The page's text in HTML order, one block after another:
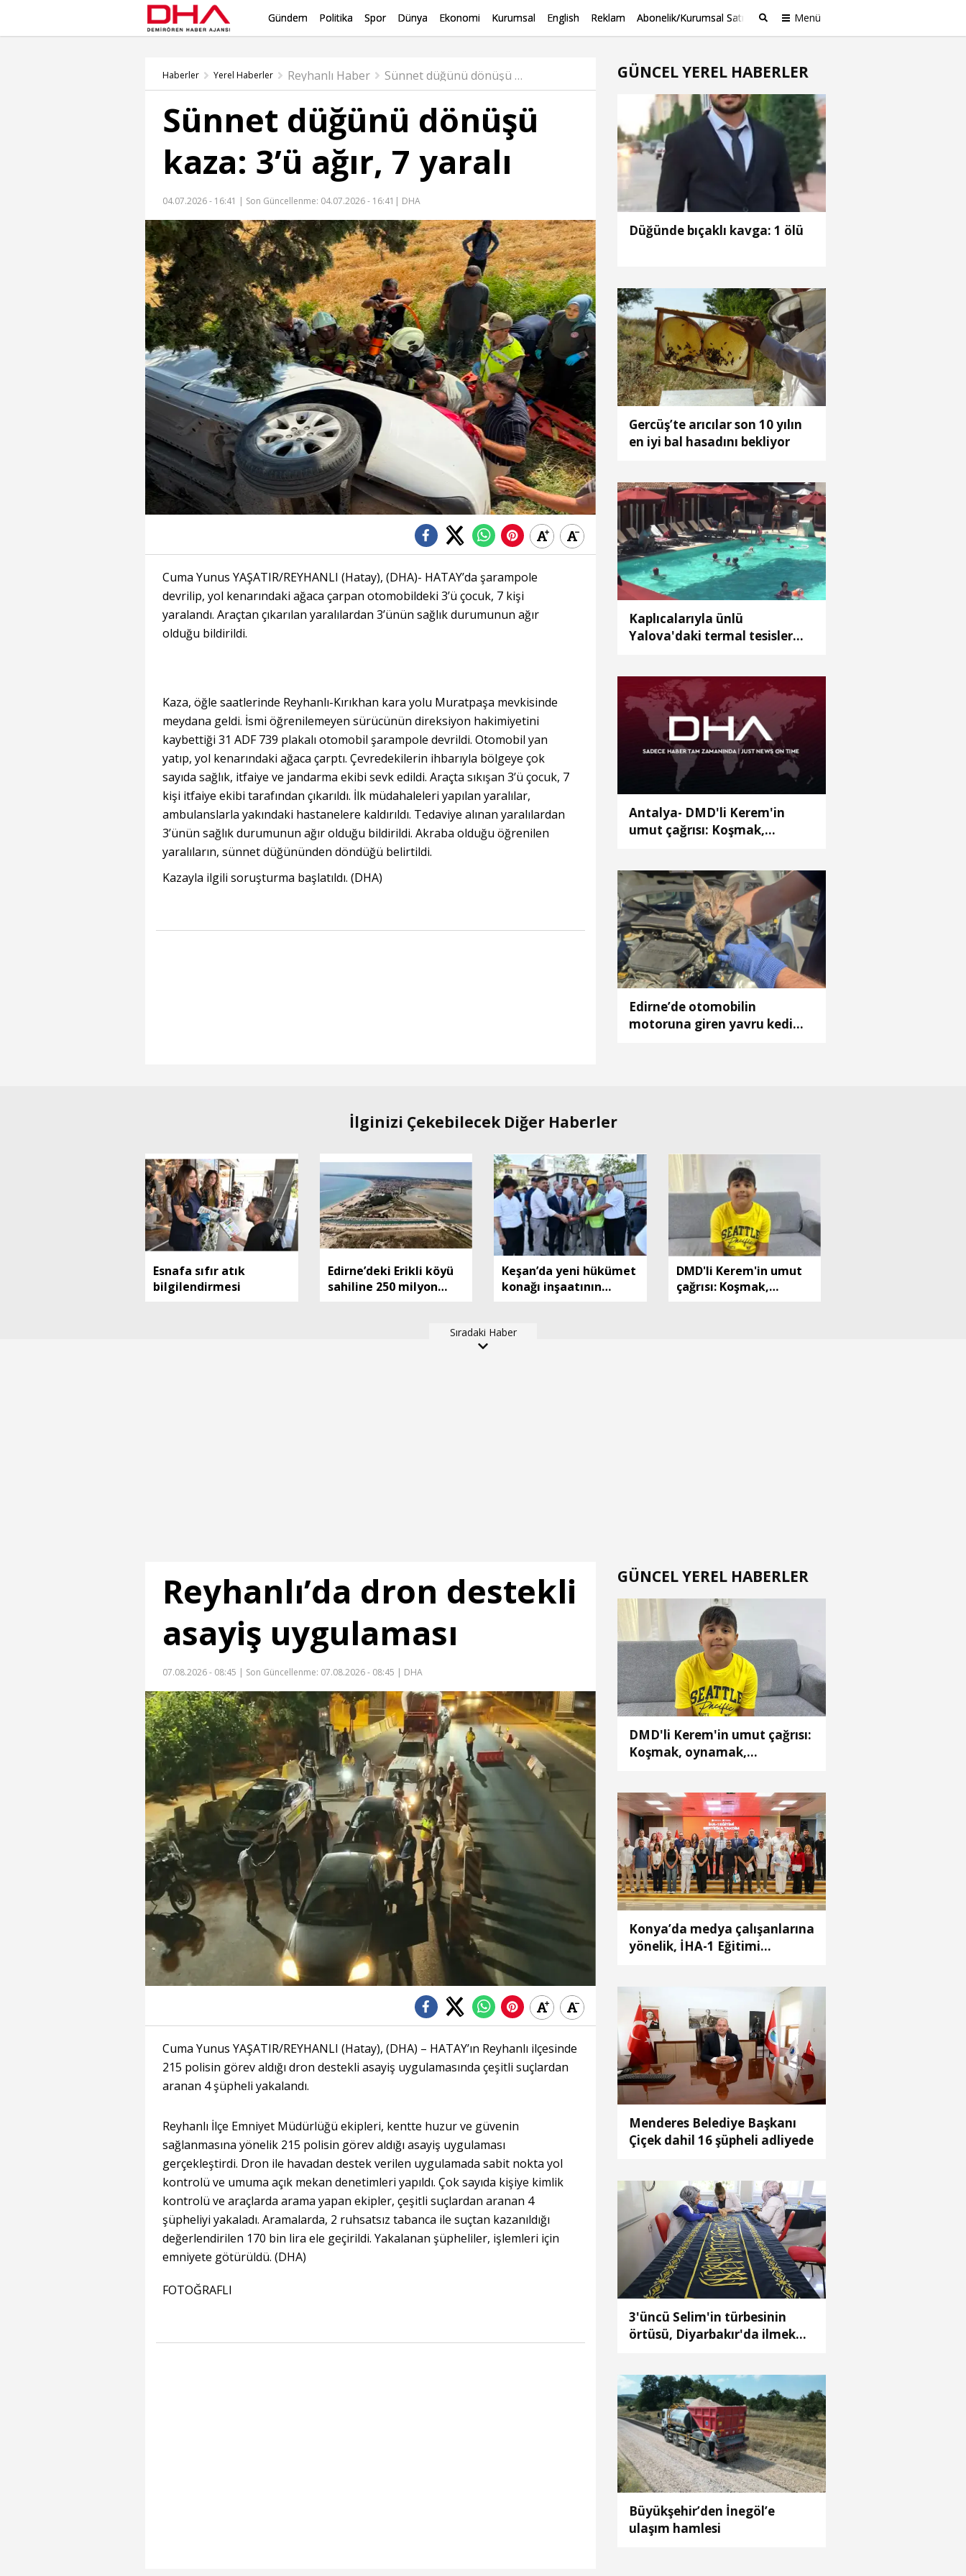
Gündem Politika Spor Dünya Ekonomi Kurumsal English Reklam Abonelik/Kurumsal Satış Menü
Haberler Yerel Haberler Reyhanlı Haber Sünnet düğünü dönüşü kaza: 3’ü ağır, 7 yaralı
Sünnet düğünü dönüşü
kaza: 3’ü ağır, 7 yaralı
04.07.2026 - 16:41 | Son Güncellenme: 04.07.2026 - 16:41 | DHA
Cuma Yunus YAŞATIR/REYHANLI (Hatay), (DHA)- HATAY’da şarampole
devrilip, yol kenarındaki ağaca çarpan otomobildeki 3’ü çocuk, 7 kişi
yaralandı. Araçtan çıkarılan yaralılardan 3’ünün sağlık durumunun ağır
olduğu bildirildi.
Kaza, öğle saatlerinde Reyhanlı-Kırıkhan kara yolu Muratpaşa mevkisinde
meydana geldi. İsmi öğrenilemeyen sürücünün direksiyon hakimiyetini
kaybettiği 31 ADF 739 plakalı otomobil şarampole devrildi. Otomobil yan
yatıp, yol kenarındaki ağaca çarptı. Çevredekilerin ihbarıyla bölgeye çok
sayıda sağlık, itfaiye ve jandarma ekibi sevk edildi. Araçta sıkışan 3’ü çocuk, 7
kişi itfaiye ekibi tarafından çıkarıldı. İlk müdahaleleri yapılan yaralılar,
ambulanslarla yakındaki hastanelere kaldırıldı. Tedaviye alınan yaralılardan
3’ünün sağlık durumunun ağır olduğu bildirildi. Akraba olduğu öğrenilen
yaralıların, sünnet düğününden döndüğü belirtildi.
Kazayla ilgili soruşturma başlatıldı. (DHA)
GÜNCEL YEREL HABERLER
Düğünde bıçaklı kavga: 1 ölü
Gercüş’te arıcılar son 10 yılın
en iyi bal hasadını bekliyor
Kaplıcalarıyla ünlü
Yalova'daki termal tesisler
Antalya- DMD'li Kerem'in
umut çağrısı: Koşmak,
Edirne’de otomobilin
motoruna giren yavru kedi
İlginizi Çekebilecek Diğer Haberler
Esnafa sıfır atık
bilgilendirmesi
Edirne’deki Erikli köyü
sahiline 250 milyon
Keşan’da yeni hükümet
konağı inşaatının
DMD'li Kerem'in umut
çağrısı: Koşmak,
Sıradaki Haber
Reyhanlı’da dron destekli
asayiş uygulaması
07.08.2026 - 08:45 | Son Güncellenme: 07.08.2026 - 08:45 | DHA
Cuma Yunus YAŞATIR/REYHANLI (Hatay), (DHA) – HATAY’ın Reyhanlı ilçesinde
215 polisin görev aldığı dron destekli asayiş uygulamasında çeşitli suçlardan
aranan 4 şüpheli yakalandı.
Reyhanlı İlçe Emniyet Müdürlüğü ekipleri, kentte huzur ve güvenin
sağlanmasına yönelik 215 polisin görev aldığı asayiş uygulaması
gerçekleştirdi. Dron ile havadan destek verilen uygulamada sabit nokta yol
kontrolü ve umuma açık mekan denetimleri yapıldı. Çok sayıda kişiye kimlik
kontrolü ve araçlarda arama yapan ekipler, çeşitli suçlardan aranan 4
şüpheliyi yakaladı. Aramalarda, 2 ruhsatsız tabanca ile suçtan kazanıldığı
değerlendirilen 170 bin lira ele geçirildi. Yakalanan şüpheliler, işlemleri için
emniyete götürüldü. (DHA)
FOTOĞRAFLI
GÜNCEL YEREL HABERLER
DMD'li Kerem'in umut çağrısı:
Koşmak, oynamak,
Konya’da medya çalışanlarına
yönelik, İHA-1 Eğitimi
Menderes Belediye Başkanı
Çiçek dahil 16 şüpheli adliyede
3'üncü Selim'in türbesinin
örtüsü, Diyarbakır'da ilmek
Büyükşehir’den İnegöl’e
ulaşım hamlesi